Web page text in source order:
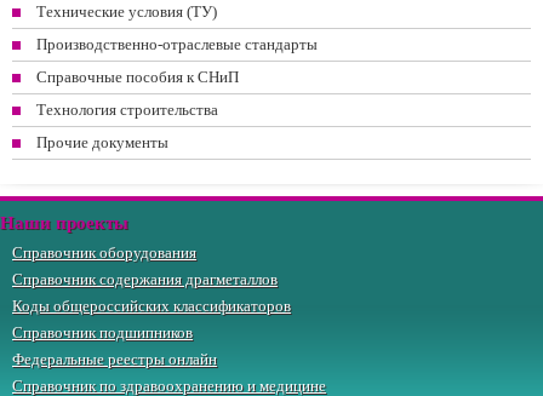
Технические условия (ТУ)
Производственно-отраслевые стандарты
Справочные пособия к СНиП
Технология строительства
Прочие документы
Наши проекты
Справочник оборудования
Справочник содержания драгметаллов
Коды общероссийских классификаторов
Справочник подшипников
Федеральные реестры онлайн
Справочник по здравоохранению и медицине